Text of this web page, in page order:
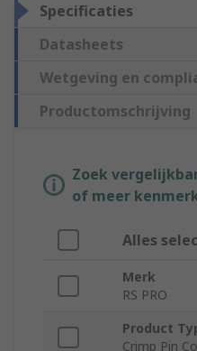
Specificaties
Datasheets
Wetgeving en
Productomschrijving
Zoek
of meer
Alles
Merk
RS PRO
Product
Crimp Pin